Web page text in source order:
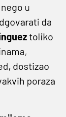
u
da
toliko
dostizao
poraza